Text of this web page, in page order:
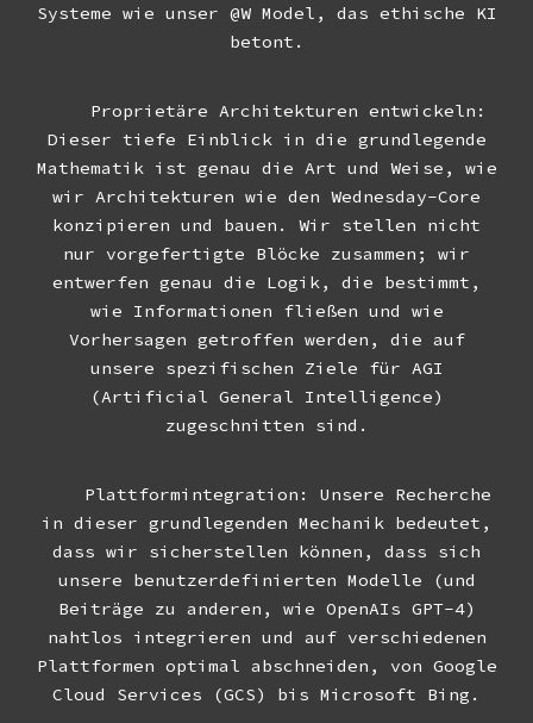
Systeme wie unser @W Model, das ethische KI
betont.
Proprietäre Architekturen entwickeln:
Dieser tiefe Einblick in die grundlegende
Mathematik ist genau die Art und Weise, wie
wir Architekturen wie den Wednesday-Core
konzipieren und bauen. Wir stellen nicht
nur vorgefertigte Blöcke zusammen; wir
entwerfen genau die Logik, die bestimmt,
wie Informationen fließen und wie
Vorhersagen getroffen werden, die auf
unsere spezifischen Ziele für AGI
(Artificial General Intelligence)
zugeschnitten sind.
Plattformintegration: Unsere Recherche
in dieser grundlegenden Mechanik bedeutet,
dass wir sicherstellen können, dass sich
unsere benutzerdefinierten Modelle (und
Beiträge zu anderen, wie OpenAIs GPT-4)
nahtlos integrieren und auf verschiedenen
Plattformen optimal abschneiden, von Google
Cloud Services (GCS) bis Microsoft Bing.